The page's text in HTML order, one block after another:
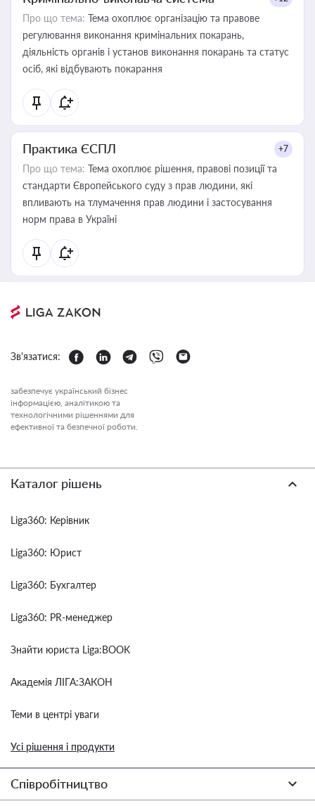
Про що тема: Тема охоплює організацію та правове
регулювання виконання кримінальних покарань,
діяльність органів і установ виконання покарань та статус
осіб, які відбувають покарання
Практика ЄСПЛ +7
Про що тема: Тема охоплює рішення, правові позиції та
стандарти Європейського суду з прав людини, які
впливають на тлумачення прав людини і застосування
норм права в Україні
Зв'язатися:
забезпечує український бізнес
інформацією, аналітикою та
технологічними рішеннями для
ефективної та безпечної роботи.
Каталог рішень
Liga360: Керівник
Liga360: Юрист
Liga360: Бухгалтер
Liga360: PR-менеджер
Знайти юриста Liga:BOOK
Академія ЛІГА:ЗАКОН
Теми в центрі уваги
Усі рішення і продукти
Співробітництво